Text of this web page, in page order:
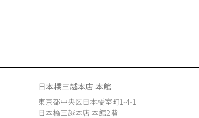
日本橋三越本店 本館
東京都中央区日本橋室町1-4-1
日本橋三越本店 本館2階